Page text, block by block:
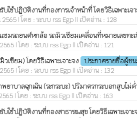
ใช้ปฏิบัติงานที่กองการเจ้าหน้าที่ โดยวิธีเฉพาะเจ
| โดย : ระบบ rss Egp || เปิดอ่าน : 128
ซมรถยนต์หกล้อ รถมิวเซียมเคลื่อนที่หมายเลขทะ
| โดย : ระบบ rss Egp || เปิดอ่าน : 121
เซียม) โดยวิธีเฉพาะเจาะจง
ประกาศรายชื่อผู้ชน
| โดย : ระบบ rss Egp || เปิดอ่าน : 132
ยาบาลฉุกเฉิน (ระกระบะ) ปริมาตรกระบอกสูบไ
| โดย : ระบบ rss Egp || เปิดอ่าน : 163
ใช้ปฏิบัติงานที่กองสาธารณสุข โดยวิธีเฉพาะเจา